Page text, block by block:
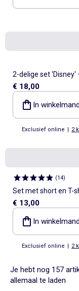
2-delige set 'Disney'
Sweatshirt + legging
€ 18,00
In
Exclusief online | 2
(14)
Set met short en T-
'Snoopy'
€ 13,00
In
Exclusief online | 2
Je hebt nog 157
allemaal te laden